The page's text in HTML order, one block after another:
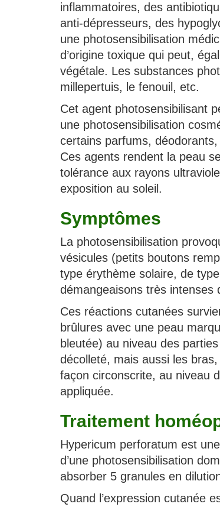
inflammatoires, des
anti-dépresseurs, des
une photosensibilisation
d’origine toxique qui peut,
végétale. Les substances
millepertuis, le fenouil, etc.
Cet agent photosensibilisant
une photosensibilisation
certains parfums,
Ces agents rendent la peau
tolérance aux rayons
exposition au soleil.
Symptômes
La photosensibilisation
vésicules (petits boutons
type érythème solaire, de
démangeaisons très intenses
Ces réactions cutanées
brûlures avec une peau
bleutée) au niveau des
décolleté, mais aussi les
façon circonscrite, au niveau
appliquée.
Traitement
Hypericum perforatum est
d’une photosensibilisation
absorber 5 granules en
Quand l’expression cutanée